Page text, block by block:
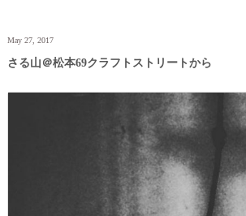
May 27, 2017
さる山＠松本69クラフトストリートから